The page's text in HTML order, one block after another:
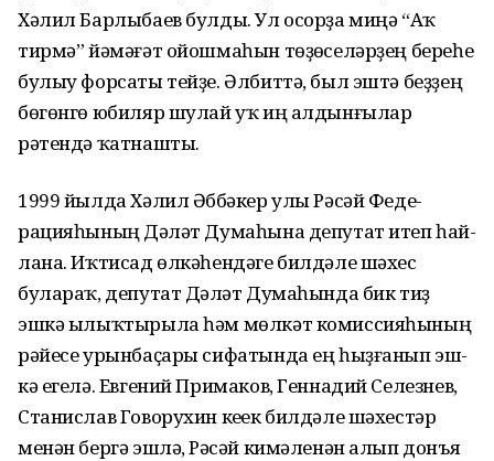
Хәлил Барлыбаев булды. Ул осорҙа миңә “Аҡ
тирмә” йәмәғәт ойошмаһын төҙөүселәрҙең береһе
булыу форсаты тейҙе. Әлбиттә, был эштә беҙҙең
бөгөнгө юбиляр шулай уҡ иң алдынғылар
рәтендә ҡатнашты.
1999 йылда Хәлил Әбүбәкер улы Рәсәй Феде­
рацияһының Дәү­ләт Думаһына депутат итеп һай­
лана. Иҡтисад өлкәһендәге билдәле шәхес
булараҡ, депутат Дәүләт Думаһында бик тиҙ
эшкә ылыҡ­тырыла һәм мөлкәт комиссияһы­ның
рәйесе урынбаҫары сифатында ең һыҙға­нып эш­
кә егелә. Евгений Примаков, Геннадий Селез­нев,
Станислав Говорухин кеүек билдәле шәхес­тәр
менән бергә эшләү, Рәсәй кимәленән алып донъя